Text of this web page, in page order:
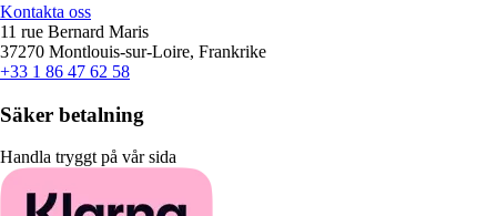
Kontakta oss
11 rue Bernard Maris
37270 Montlouis-sur-Loire, Frankrike
+33 1 86 47 62 58
Säker betalning
Handla tryggt på vår sida